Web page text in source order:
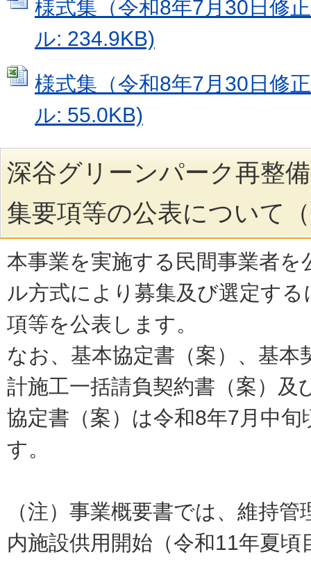
様式集（令和8年7月30日修
ル: 234.9KB)
様式集（令和8年7月30日修
ル: 55.0KB)
深谷グリーンパーク再整
集要項等の公表について
本事業を実施する民間事業者を
ル方式により募集及び選定す
項等を公表します。
なお、基本協定書（案）、基本
計施工一括請負契約書（案）及
協定書（案）は令和8年7月中
す。
（注）事業概要書では、維持
内施設供用開始（令和11年夏